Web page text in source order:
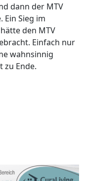
dann der MTV
Ein Sieg im
den MTV
Einfach nur
wahnsinnig
zu Ende.